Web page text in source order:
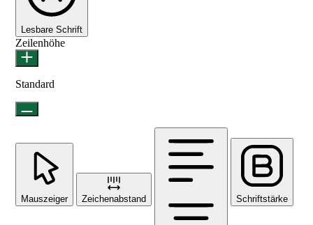
Lesbare Schrift
Zeilenhöhe
Standard
Mauszeiger Zeichenabstand Schriftstärke